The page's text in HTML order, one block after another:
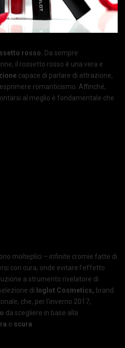
rosso.
Da sempre
il rossetto rosso è una vera e
capace di parlare di attrazione,
romanticismo. Affinché,
al meglio è fondamentale che
molteplici – infinite cromie fatte di
con cura, onde evitare l’effetto
a strumento rivelatore di
di Inglot Cosmetics, brand
che, per l’inverno 2017,
da scegliere in base alla
o scura